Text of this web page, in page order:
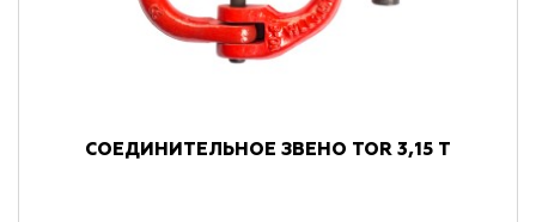
СОЕДИНИТЕЛЬНОЕ ЗВЕНО TOR 3,15 Т